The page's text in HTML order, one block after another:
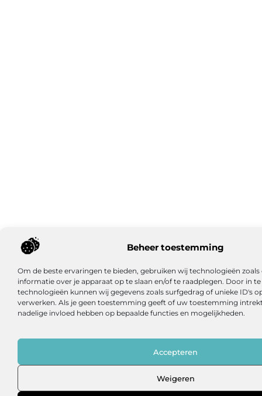
Beheer toestemming
Om de beste ervaringen te bieden, gebruiken wij technologieën
informatie over je apparaat op te slaan en/of te raadplegen. Door in
technologieën kunnen wij gegevens zoals surfgedrag of unieke ID's
verwerken. Als je geen toestemming geeft of uw toestemming
nadelige invloed hebben op bepaalde functies en mogelijkheden.
Accepteren
Weigeren